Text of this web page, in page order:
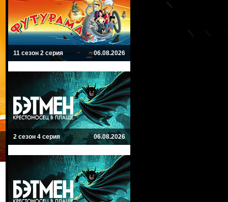
11 сезон 2 серия 06.08.2026
2 сезон 4 серия 06.08.2026